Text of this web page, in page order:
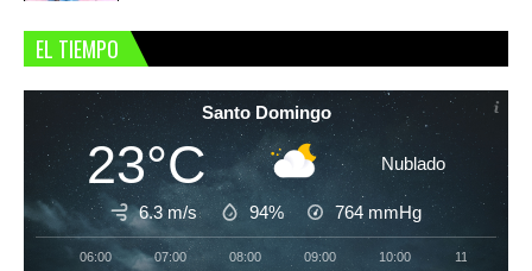
EL TIEMPO
Santo Domingo
23°C Nublado
6.3 m/s 94% 764 mmHg
06:00 07:00 08:00 09:00 10:00 11:00